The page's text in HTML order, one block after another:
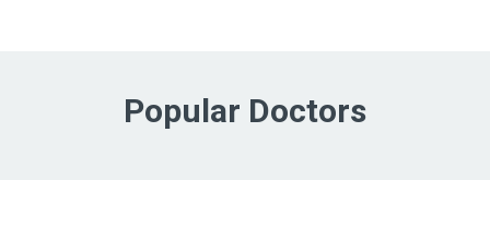
Popular Doctors